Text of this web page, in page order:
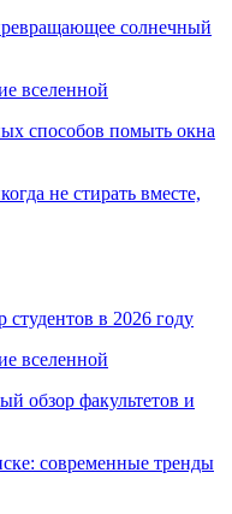
солнечный
вселенной
способов помыть окна
не стирать вместе,
студентов в 2026 году
вселенной
обзор факультетов и
современные тренды